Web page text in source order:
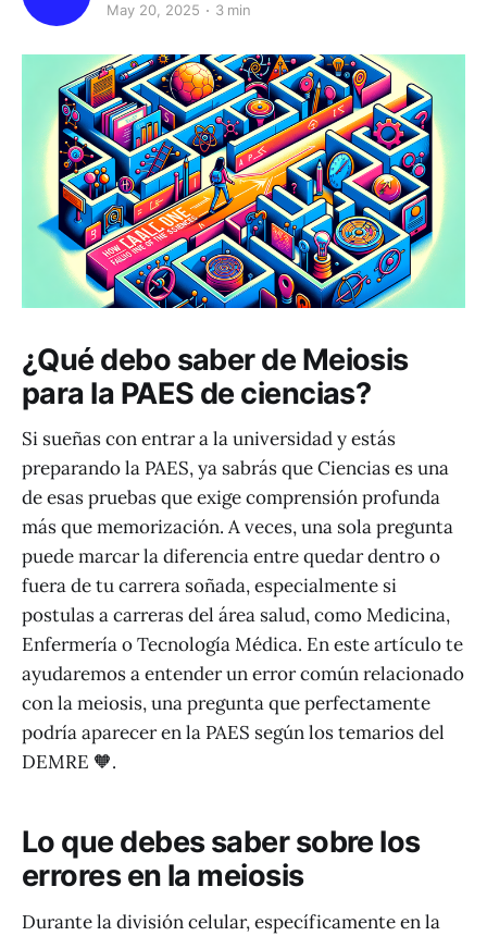
May 20, 2025 3 min
¿Qué debo saber de Meiosis
para la PAES de ciencias?
Si sueñas con entrar a la universidad y estás
preparando la PAES, ya sabrás que Ciencias es una
de esas pruebas que exige comprensión profunda
más que memorización. A veces, una sola pregunta
puede marcar la diferencia entre quedar dentro o
fuera de tu carrera soñada, especialmente si
postulas a carreras del área salud, como Medicina,
Enfermería o Tecnología Médica. En este artículo te
ayudaremos a entender un error común relacionado
con la meiosis, una pregunta que perfectamente
podría aparecer en la PAES según los temarios del
DEMRE 🧡.
Lo que debes saber sobre los
errores en la meiosis
Durante la división celular, específicamente en la